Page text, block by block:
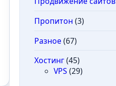
Пропитон (3)
Разное (67)
Хостинг(45)
VPS (29)